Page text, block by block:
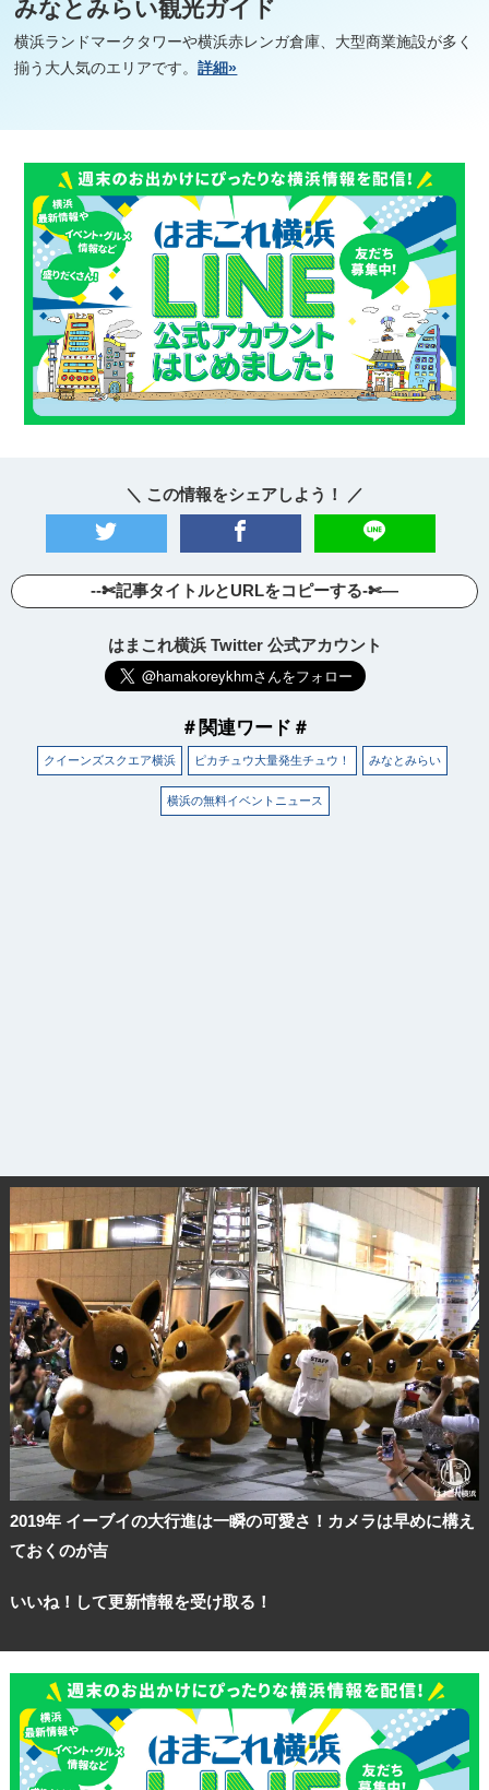
みなとみらい観光ガイド
横浜ランドマークタワーや横浜赤レンガ倉庫、大型商業施設が多く
揃う大人気のエリアです。詳細»
＼ この情報をシェアしよう！ ／
--✄記事タイトルとURLをコピーする-✄—
はまこれ横浜 Twitter 公式アカウント
＃関連ワード＃
クイーンズスクエア横浜 ピカチュウ大量発生チュウ！ みなとみらい
横浜の無料イベントニュース
2019年 イーブイの大行進は一瞬の可愛さ！カメラは早めに構え
ておくのが吉
いいね！して更新情報を受け取る！